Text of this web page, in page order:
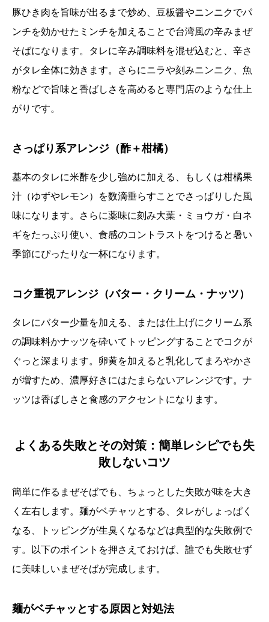
豚ひき肉を旨味が出るまで炒め、豆板醤やニンニクでパ
ンチを効かせたミンチを加えることで台湾風の辛みまぜ
そばになります。タレに辛み調味料を混ぜ込むと、辛さ
がタレ全体に効きます。さらにニラや刻みニンニク、魚
粉などで旨味と香ばしさを高めると専門店のような仕上
がりです。
さっぱり系アレンジ（酢＋柑橘）
基本のタレに米酢を少し強めに加える、もしくは柑橘果
汁（ゆずやレモン）を数滴垂らすことでさっぱりした風
味になります。さらに薬味に刻み大葉・ミョウガ・白ネ
ギをたっぷり使い、食感のコントラストをつけると暑い
季節にぴったりな一杯になります。
コク重視アレンジ（バター・クリーム・ナッツ）
タレにバター少量を加える、または仕上げにクリーム系
の調味料かナッツを砕いてトッピングすることでコクが
ぐっと深まります。卵黄を加えると乳化してまろやかさ
が増すため、濃厚好きにはたまらないアレンジです。ナ
ッツは香ばしさと食感のアクセントになります。
よくある失敗とその対策：簡単レシピでも失
敗しないコツ
簡単に作るまぜそばでも、ちょっとした失敗が味を大き
く左右します。麺がベチャッとする、タレがしょっぱく
なる、トッピングが生臭くなるなどは典型的な失敗例で
す。以下のポイントを押さえておけば、誰でも失敗せず
に美味しいまぜそばが完成します。
麺がベチャッとする原因と対処法